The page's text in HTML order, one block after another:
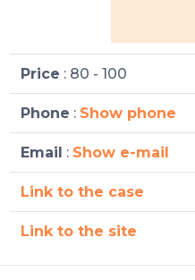
Price : 80 - 100
Phone : Show phone
Email : Show e-mail
Link to the case
Link to the site